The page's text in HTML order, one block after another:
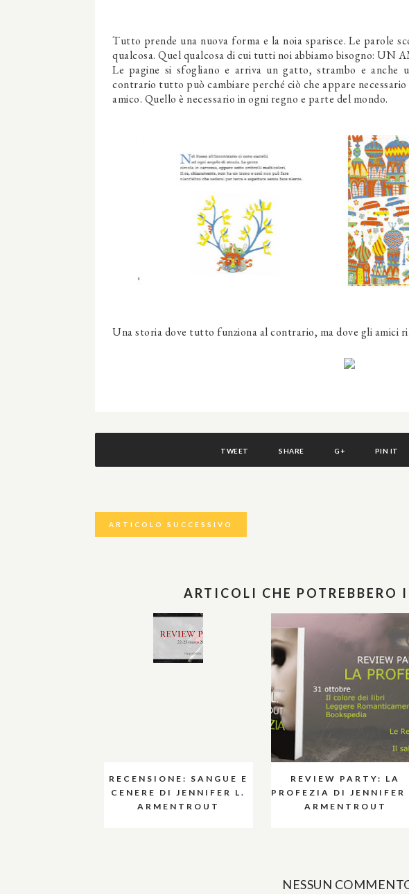
Tutto prende una nuova forma e la noia sparisce. Le parole
qualcosa. Quel qualcosa di cui tutti noi abbiamo bisogno: UN
Le pagine si sfogliano e arriva un gatto, strambo e anche
contrario tutto può cambiare perché ciò che appare
amico. Quello è necessario in ogni regno e parte del mondo.
Una storia dove tutto funziona al contrario, ma dove gli amici
TWEET SHARE G+ PIN IT
ARTICOLO SUCCESSIVO
ARTICOLI CHE POTREBBERO
RECENSIONE: SANGUE E
CENERE DI JENNIFER L.
ARMENTROUT
REVIEW PARTY: LA
PROFEZIA DI JENNIFER
ARMENTROUT
NESSUN